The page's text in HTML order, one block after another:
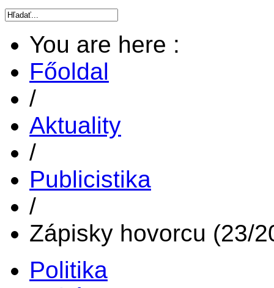
You are here :
Főoldal
/
Aktuality
/
Publicistika
/
Zápisky hovorcu (23/
Politika